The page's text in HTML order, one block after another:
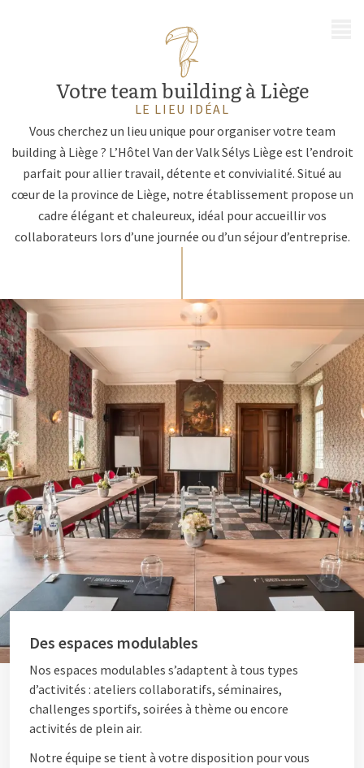
Votre team building à Liège
LE LIEU IDÉAL
Vous cherchez un lieu unique pour organiser votre team
building à Liège ? L’Hôtel Van der Valk Sélys Liège est l’endroit
parfait pour allier travail, détente et convivialité. Situé au
cœur de la province de Liège, notre établissement propose un
cadre élégant et chaleureux, idéal pour accueillir vos
collaborateurs lors d’une journée ou d’un séjour d’entreprise.
Des espaces modulables
Nos espaces modulables s’adaptent à tous types
d’activités : ateliers collaboratifs, séminaires,
challenges sportifs, soirées à thème ou encore
activités de plein air.
Notre équipe se tient à votre disposition pour vous